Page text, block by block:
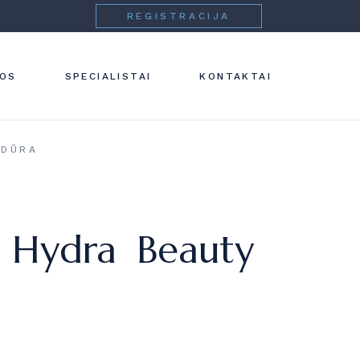
REGISTRACIJA
SPECIALISTAI KONTAKTAI
Beauty